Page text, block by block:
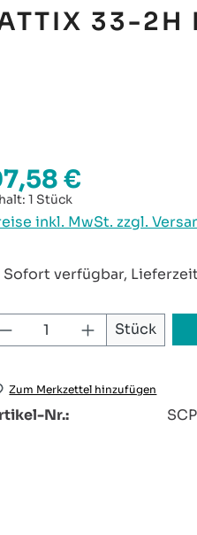
33-2H
Preis:
€
1 Stück
inkl. MwSt. zzgl.
Sofort verfügbar,
Produkt Anzahl:
Stück
Zum Merkzettel hinzufügen
Nr.: